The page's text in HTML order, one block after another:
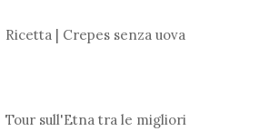
Ricetta | Crepes senza uova
Tour sull'Etna tra le migliori